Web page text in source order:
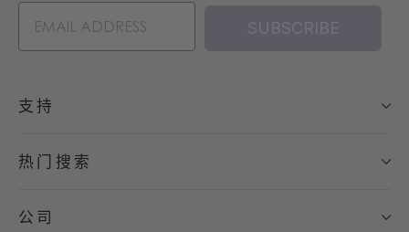
SUBSCRIBE
支持
热门搜索
公司